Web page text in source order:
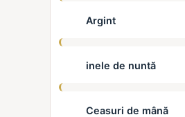
Argint
inele de nuntă
Ceasuri de mână